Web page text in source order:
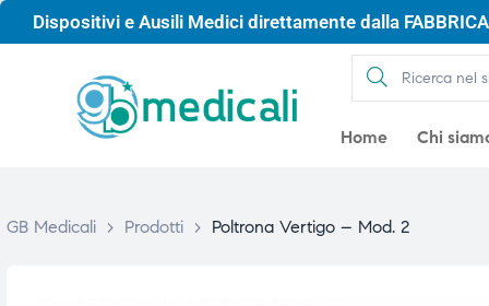
Dispositivi e Ausili Medici direttamente dalla
Home Chi
GB Medicali > Prodotti > Poltrona Vertigo – Mod. 2